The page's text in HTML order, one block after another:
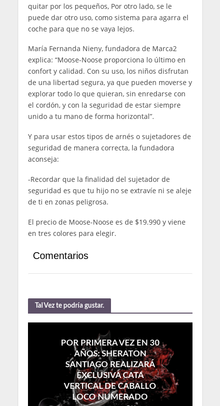
quitar por los pequeños, Por otro lado, se le
puede dar otro uso, como sistema para agarra el
coche para que no se vaya lejos.
María Fernanda Nieny, fundadora de Marca2
explica: “Moose-Noose proporciona lo último en
confort y calidad. Con su uso, los niños disfrutan
de una libertad segura, ya que pueden moverse y
explorar todo lo que quieran, sin enredarse con
el cordón, y con la seguridad de estar siempre
unido a tu mano de forma horizontal”.
Y para usar estos tipos de arnés o sujetadores de
seguridad de manera correcta, la fundadora
aconseja:
-Recordar que la finalidad del sujetador de
seguridad es que tu hijo no se extravíe ni se aleje
de ti en zonas peligrosa.
El precio de Moose-Noose es de $19.990 y viene
en tres colores para elegir.
Comentarios
Tal Vez te podría gustar.
POR PRIMERA VEZ EN 30
AÑOS: SHERATON
SANTIAGO REALIZARÁ
EXCLUSIVA CATA
VERTICAL DE CABALLO
LOCO NUMERADO